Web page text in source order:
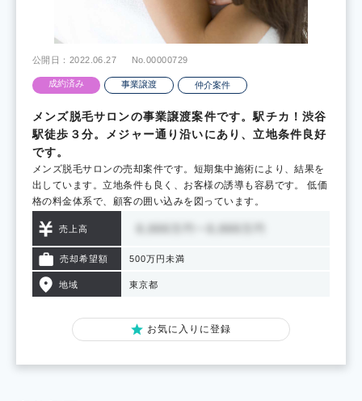
公開日：2022.06.27 No.00000729
成約済み 事業譲渡 仲介案件
メンズ脱毛サロンの事業譲渡案件です。駅チカ！渋谷
駅徒歩３分。メジャー通り沿いにあり、立地条件良好
です。
メンズ脱毛サロンの売却案件です。短期集中施術により、結果を
出しています。立地条件も良く、お客様の誘導も容易です。 低価
格の料金体系で、顧客の囲い込みを図っています。
売上高
売却希望額 500万円未満
地域 東京都
お気に入りに登録